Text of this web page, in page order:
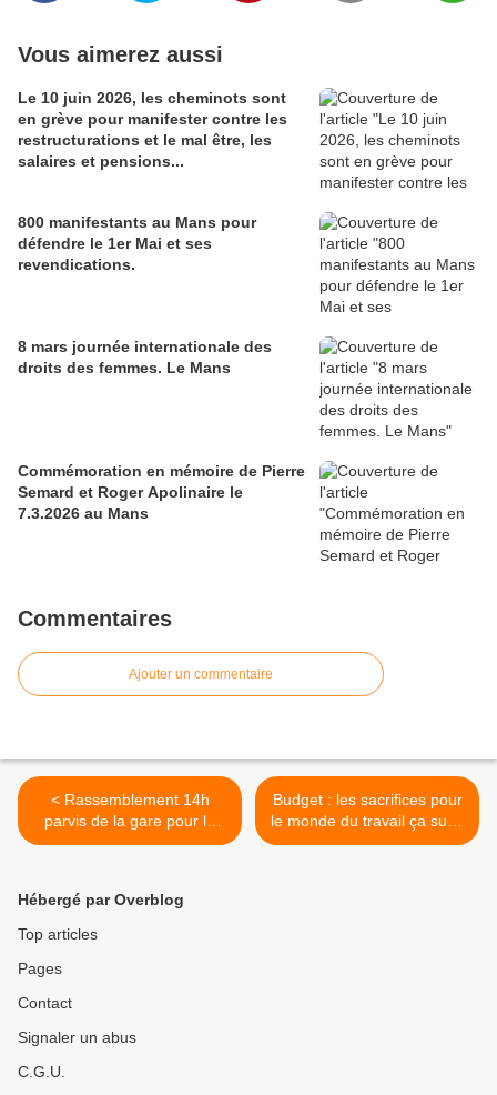
Vous aimerez aussi
Le 10 juin 2026, les cheminots sont
en grève pour manifester contre les
restructurations et le mal être, les
salaires et pensions...
800 manifestants au Mans pour
défendre le 1er Mai et ses
revendications.
8 mars journée internationale des
droits des femmes. Le Mans
Commémoration en mémoire de Pierre
Semard et Roger Apolinaire le
7.3.2026 au Mans
Commentaires
Ajouter un commentaire
< Rassemblement 14h
parvis de la gare pour la
Palestine
Budget : les sacrifices pour
le monde du travail ça suffit
! >
Hébergé par Overblog
Top articles
Pages
Contact
Signaler un abus
C.G.U.